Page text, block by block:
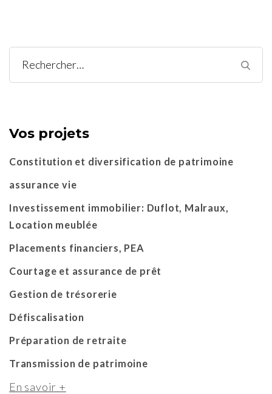
Rechercher :
Vos projets
Constitution et diversification de patrimoine
assurance vie
Investissement immobilier: Duflot, Malraux,
Location meublée
Placements financiers, PEA
Courtage et assurance de prêt
Gestion de trésorerie
Défiscalisation
Préparation de retraite
Transmission de patrimoine
En savoir +